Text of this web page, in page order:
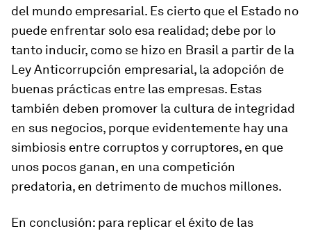
del mundo empresarial. Es cierto que el Estado no
puede enfrentar solo esa realidad; debe por lo
tanto inducir, como se hizo en Brasil a partir de la
Ley Anticorrupción empresarial, la adopción de
buenas prácticas entre las empresas. Estas
también deben promover la cultura de integridad
en sus negocios, porque evidentemente hay una
simbiosis entre corruptos y corruptores, en que
unos pocos ganan, en una competición
predatoria, en detrimento de muchos millones.
En conclusión: para replicar el éxito de las